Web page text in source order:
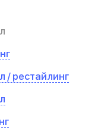
/ рестайлинг